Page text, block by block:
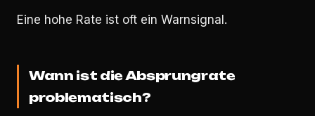
Eine hohe Rate ist oft ein Warnsignal.
Wann ist die Absprungrate
problematisch?